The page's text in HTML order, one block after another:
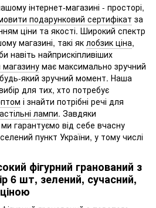
інтернет-магазині - просторі,
подарунковий сертифікат за
ціни та якості. Широкий спектр
магазині, такі як лобзик ціна,
навіть найприскіпливіших
магазину має максимально зручний
який зручний момент. Наша
для тих, хто потребує
і знайти потрібні речі для
лампи. Завдяки
ми гарантуємо від себе вчасну
пункт України, у тому числі
фігурний гранований з
6 шт, зелений, сучасний,